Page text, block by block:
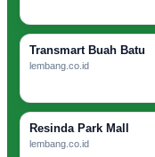
Transmart Buah Batu
lembang.co.id
Resinda Park Mall
lembang.co.id